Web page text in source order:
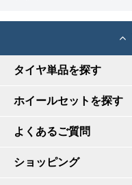
タイヤ単品を探す
ホイールセットを探す
よくあるご質問
ショッピング